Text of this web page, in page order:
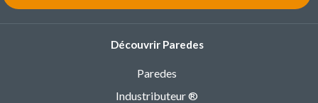
Découvrir Paredes
Paredes
Industributeur ®